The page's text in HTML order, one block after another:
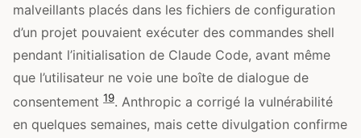
malveillants placés dans les fichiers de configuration
d’un projet pouvaient exécuter des commandes shell
pendant l’initialisation de Claude Code, avant même
que l’utilisateur ne voie une boîte de dialogue de
consentement 19. Anthropic a corrigé la vulnérabilité
en quelques semaines, mais cette divulgation confirme